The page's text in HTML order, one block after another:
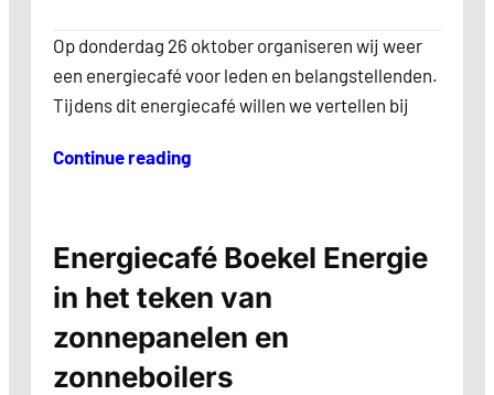
Op donderdag 26 oktober organiseren wij weer
een energiecafé voor leden en belangstellenden.
Tijdens dit energiecafé willen we vertellen bij
Continue reading
Energiecafé Boekel Energie
in het teken van
zonnepanelen en
zonneboilers